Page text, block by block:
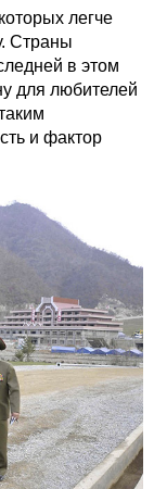
легче
Страны
в этом
для любителей
и фактор